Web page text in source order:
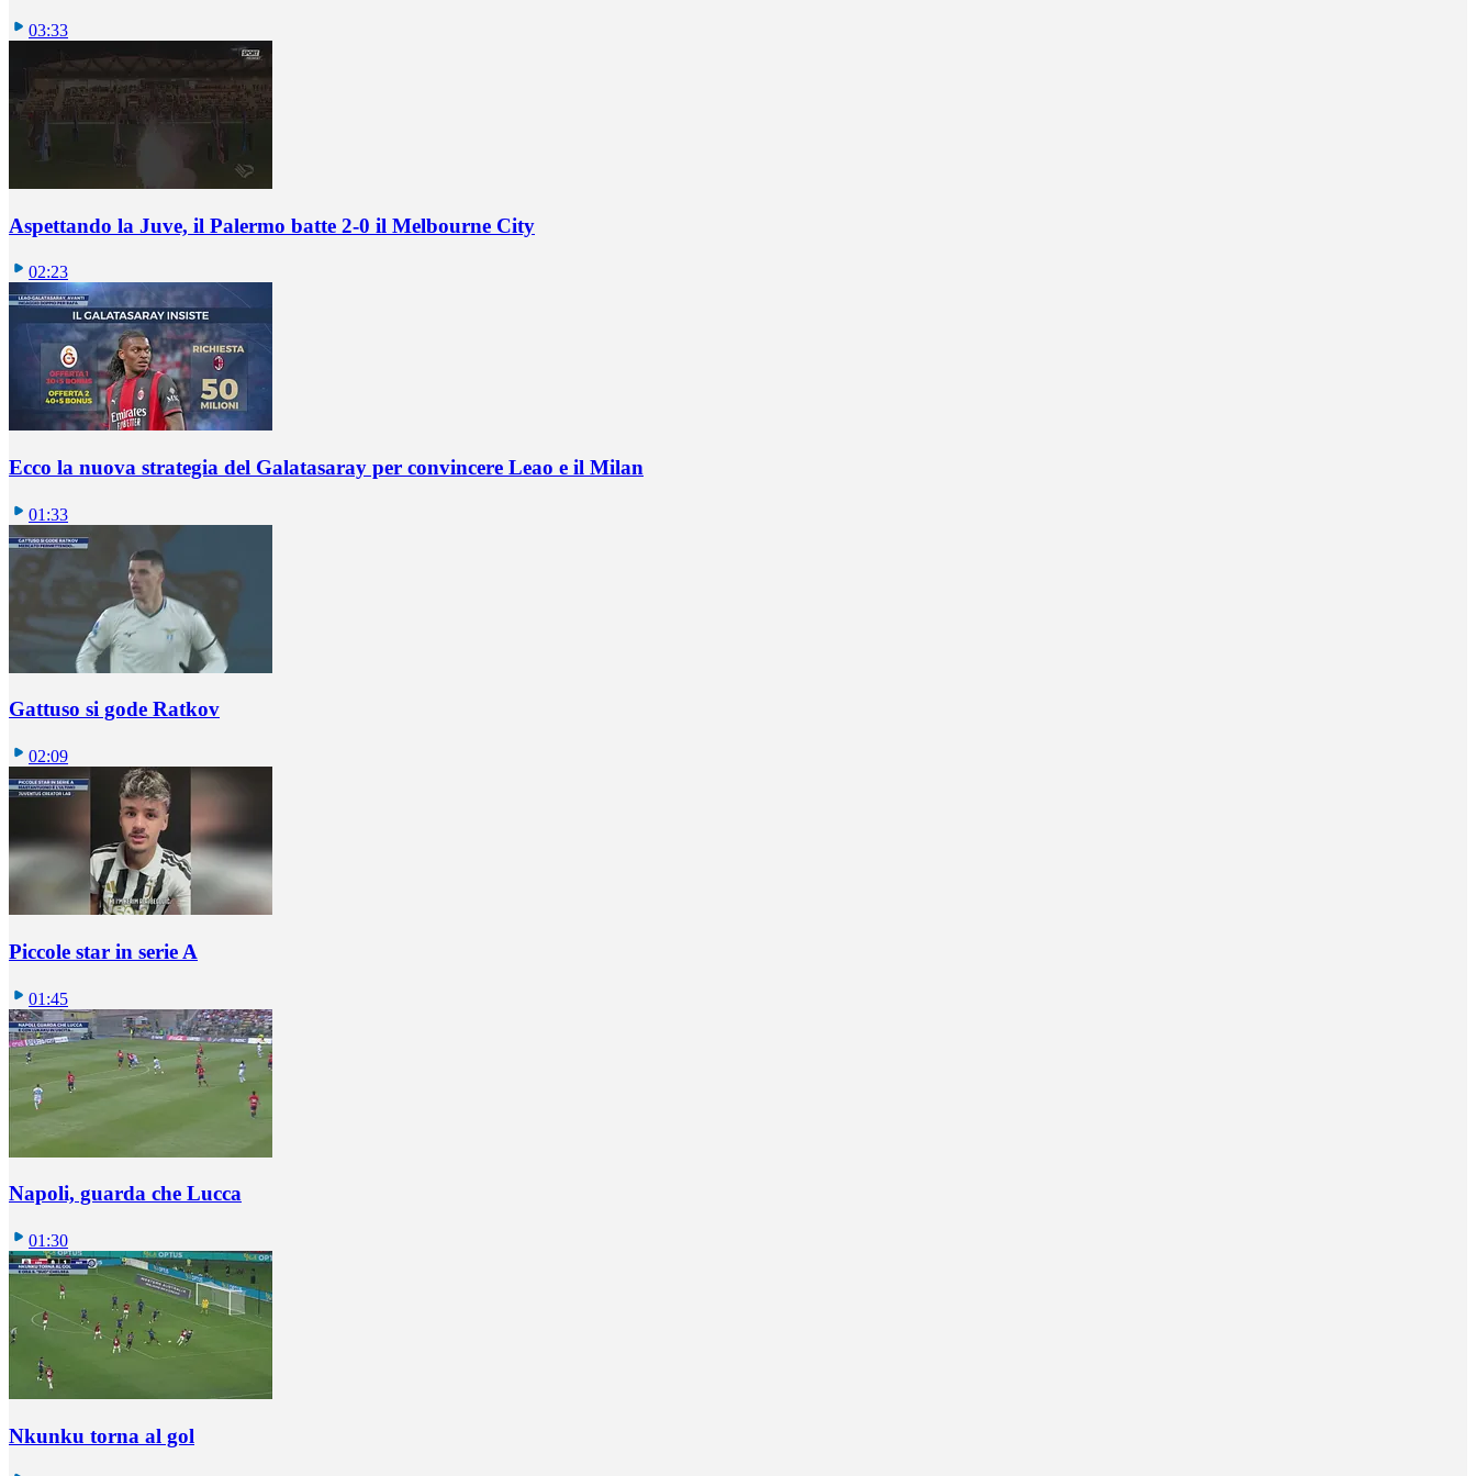
03:33
Aspettando la Juve, il Palermo batte 2-0 il Melbourne City
02:23
Ecco la nuova strategia del Galatasaray per convincere Leao e il Milan
01:33
Gattuso si gode Ratkov
02:09
Piccole star in serie A
01:45
Napoli, guarda che Lucca
01:30
Nkunku torna al gol